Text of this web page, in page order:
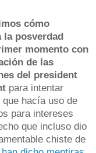
cómo
la posverdad
momento con
de las
del president
para intentar
hacía uso de
para intereses
que incluso dio
chiste de